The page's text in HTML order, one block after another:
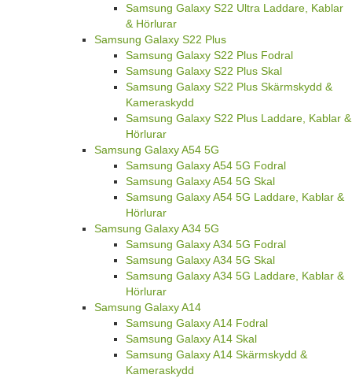
Samsung Galaxy S22 Ultra Laddare, Kablar
& Hörlurar
Samsung Galaxy S22 Plus
Samsung Galaxy S22 Plus Fodral
Samsung Galaxy S22 Plus Skal
Samsung Galaxy S22 Plus Skärmskydd &
Kameraskydd
Samsung Galaxy S22 Plus Laddare, Kablar &
Hörlurar
Samsung Galaxy A54 5G
Samsung Galaxy A54 5G Fodral
Samsung Galaxy A54 5G Skal
Samsung Galaxy A54 5G Laddare, Kablar &
Hörlurar
Samsung Galaxy A34 5G
Samsung Galaxy A34 5G Fodral
Samsung Galaxy A34 5G Skal
Samsung Galaxy A34 5G Laddare, Kablar &
Hörlurar
Samsung Galaxy A14
Samsung Galaxy A14 Fodral
Samsung Galaxy A14 Skal
Samsung Galaxy A14 Skärmskydd &
Kameraskydd